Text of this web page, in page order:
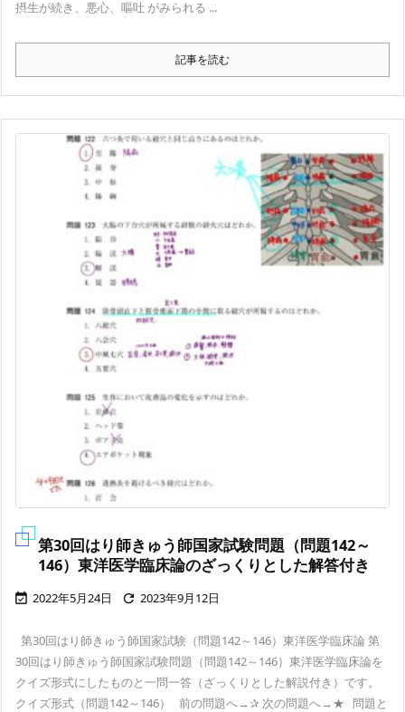
摂生が続き、悪心、嘔吐 がみられる ...
記事を読む
第30回はり師きゅう師国家試験問題（問題142～
146）東洋医学臨床論のざっくりとした解答付き
 2022年5月24日  2023年9月12日
第30回はり師きゅう師国家試験（問題142～146）東洋医学臨床論 第
30回はり師きゅう師国家試験問題（問題142～146）東洋医学臨床論を
クイズ形式にしたものと一問一答（ざっくりとした解説付き）です。
クイズ形式（問題142～146） 前の問題へ→✰ 次の問題へ→★ 問題と